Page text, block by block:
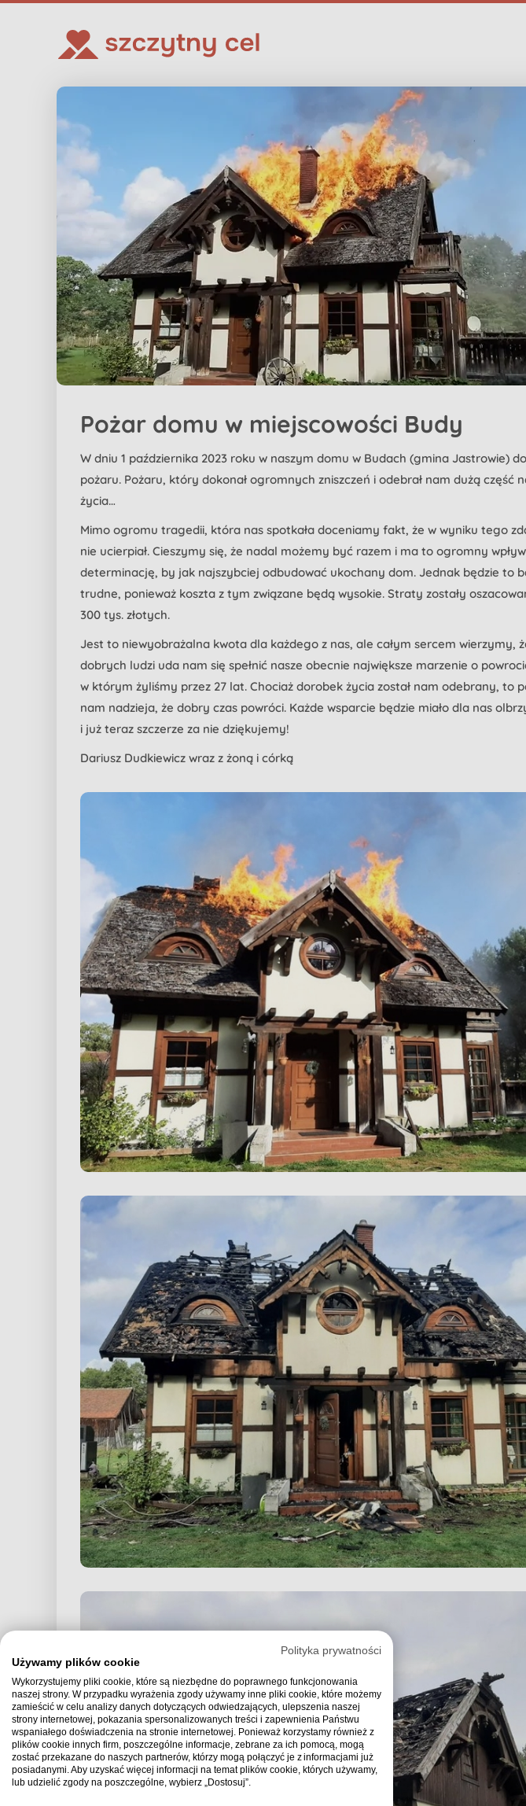
Pożar domu w miejscowości Budy
W dniu 1 października 2023 roku w naszym domu w Budach (gmina Jastrowie)
pożaru. Pożaru, który dokonał ogromnych zniszczeń i odebrał nam dużą część
życia…
Mimo ogromu tragedii, która nas spotkała doceniamy fakt, że w wyniku tego
nie ucierpiał. Cieszymy się, że nadal możemy być razem i ma to ogromny
determinację, by jak najszybciej odbudować ukochany dom. Jednak będzie to
trudne, ponieważ koszta z tym związane będą wysokie. Straty zostały
300 tys. złotych.
Jest to niewyobrażalna kwota dla każdego z nas, ale całym sercem wierzymy,
dobrych ludzi uda nam się spełnić nasze obecnie największe marzenie o
w którym żyliśmy przez 27 lat. Chociaż dorobek życia został nam odebrany, to
nam nadzieja, że dobry czas powróci. Każde wsparcie będzie miało dla nas
i już teraz szczerze za nie dziękujemy!
Dariusz Dudkiewicz wraz z żoną i córką
Polityka prywatności
Używamy plików cookie
Wykorzystujemy pliki cookie, które są niezbędne do poprawnego funkcjonowania
naszej strony. W przypadku wyrażenia zgody używamy inne pliki cookie, które możemy
zamieścić w celu analizy danych dotyczących odwiedzających, ulepszenia naszej
strony internetowej, pokazania spersonalizowanych treści i zapewnienia Państwu
wspaniałego doświadczenia na stronie internetowej. Ponieważ korzystamy również z
plików cookie innych firm, poszczególne informacje, zebrane za ich pomocą, mogą
zostać przekazane do naszych partnerów, którzy mogą połączyć je z informacjami już
posiadanymi. Aby uzyskać więcej informacji na temat plików cookie, których używamy,
lub udzielić zgody na poszczególne, wybierz „Dostosuj”.